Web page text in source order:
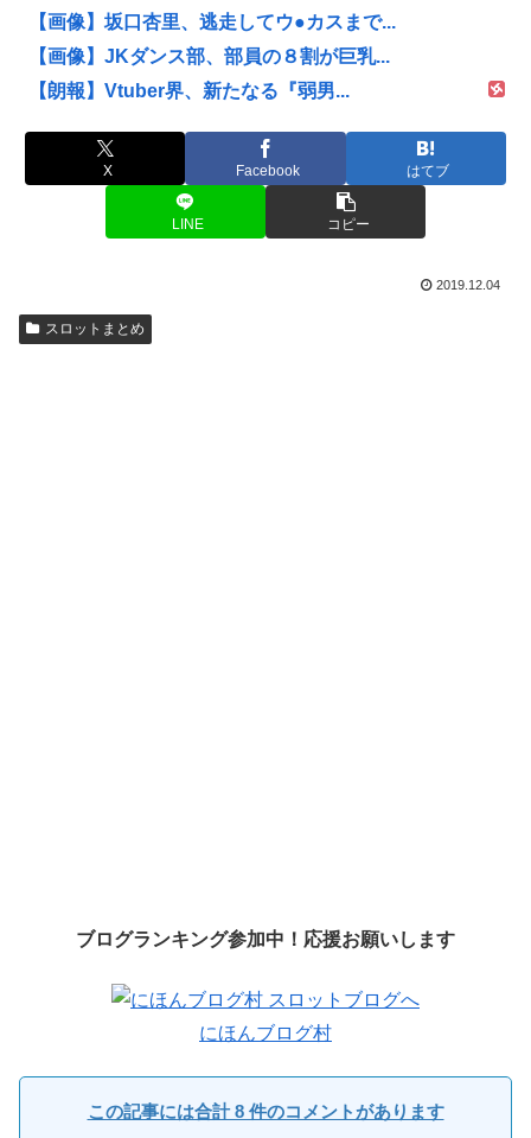
【画像】坂口杏里、逃走してウ●カスまで...
【画像】JKダンス部、部員の８割が巨乳...
【朗報】Vtuber界、新たなる『弱男...
X Facebook はてブ
LINE コピー
2019.12.04
スロットまとめ
ブログランキング参加中！応援お願いします
にほんブログ村
この記事には合計 8 件のコメントがあります